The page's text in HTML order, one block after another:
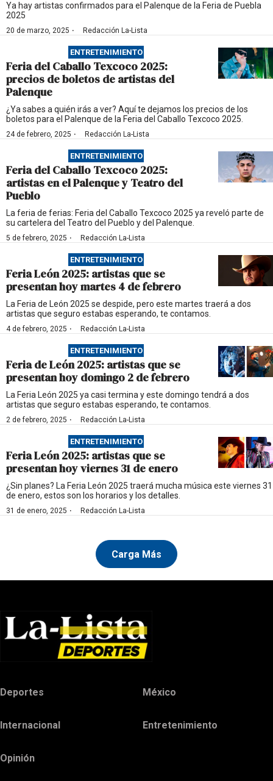
Ya hay artistas confirmados para el Palenque de la Feria de Puebla
2025
20 de marzo, 2025 · Redacción La-Lista
ENTRETENIMIENTO
Feria del Caballo Texcoco 2025:
precios de boletos de artistas del
Palenque
¿Ya sabes a quién irás a ver? Aquí te dejamos los precios de los
boletos para el Palenque de la Feria del Caballo Texcoco 2025.
24 de febrero, 2025 · Redacción La-Lista
ENTRETENIMIENTO
Feria del Caballo Texcoco 2025:
artistas en el Palenque y Teatro del
Pueblo
La feria de ferias: Feria del Caballo Texcoco 2025 ya reveló parte de
su cartelera del Teatro del Pueblo y del Palenque.
5 de febrero, 2025 · Redacción La-Lista
ENTRETENIMIENTO
Feria León 2025: artistas que se
presentan hoy martes 4 de febrero
La Feria de León 2025 se despide, pero este martes traerá a dos
artistas que seguro estabas esperando, te contamos.
4 de febrero, 2025 · Redacción La-Lista
ENTRETENIMIENTO
Feria de León 2025: artistas que se
presentan hoy domingo 2 de febrero
La Feria León 2025 ya casi termina y este domingo tendrá a dos
artistas que seguro estabas esperando, te contamos.
2 de febrero, 2025 · Redacción La-Lista
ENTRETENIMIENTO
Feria León 2025: artistas que se
presentan hoy viernes 31 de enero
¿Sin planes? La Feria León 2025 traerá mucha música este viernes 31
de enero, estos son los horarios y los detalles.
31 de enero, 2025 · Redacción La-Lista
Carga Más
Deportes México
Internacional Entretenimiento
Opinión